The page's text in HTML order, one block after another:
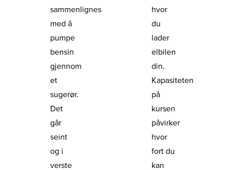
sammenlignes
med å
pumpe
bensin
gjennom
et
sugerør.
Det
går
seint
og i
verste
hvor
du
lader
elbilen
din.
Kapasiteten
på
kursen
påvirker
hvor
fort du
kan